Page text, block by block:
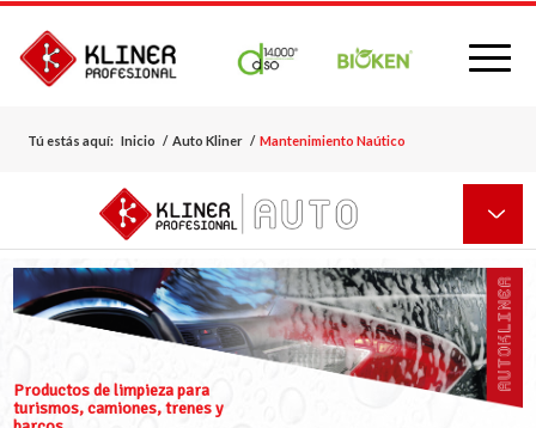
Tú estás aquí: Inicio / Auto Kliner / Mantenimiento Naútico
Productos de limpieza para
turismos, camiones, trenes y